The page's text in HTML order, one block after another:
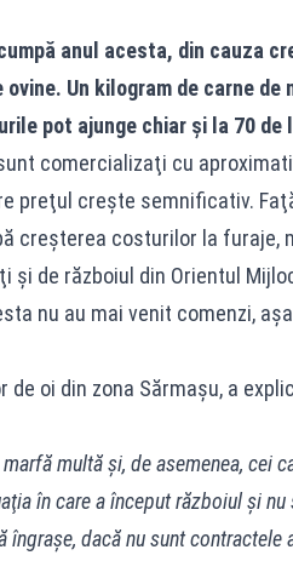
anul acesta, din cauza
Un kilogram de carne de
pot ajunge chiar şi la 70 de
comercializaţi cu
preţul creşte semnificativ.
creşterea costurilor la furaje,
de războiul din Orientul
nu au mai venit comenzi,
de oi din zona Sărmaşu, a
multă şi, de asemenea, cei
în care a început războiul şi
îngraşe, dacă nu sunt